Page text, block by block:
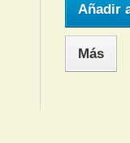
Añadir
Más